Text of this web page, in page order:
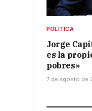
POLÍTICA
Jorge
es la
pobres»
7 de agosto de